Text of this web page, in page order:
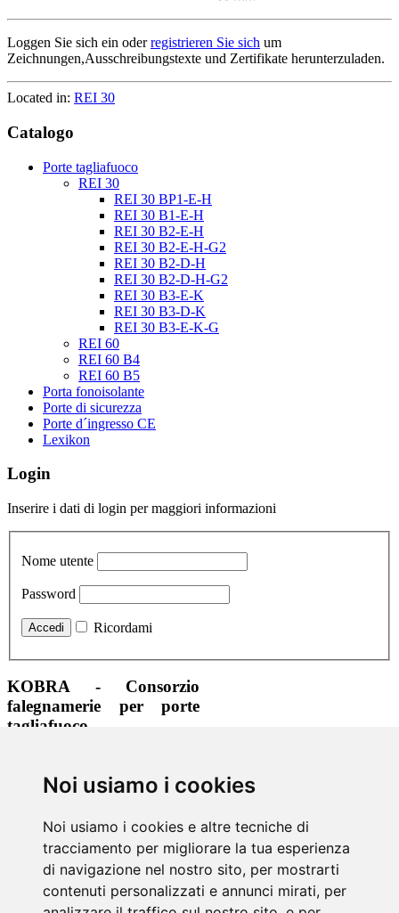
Noi usiamo i cookies
Noi usiamo i cookies e altre tecniche di
tracciamento per migliorare la tua esperienza
di navigazione nel nostro sito, per mostrarti
contenuti personalizzati e annunci mirati, per
Loggen Sie sich ein oderregistrieren Sie sich um
Zeichnungen,Ausschreibungstexte und Zertifikate herunterzuladen.
Located in: REI 30
Catalogo
Porte tagliafuoco
REI 30
REI 30 BP1-E-H
REI 30 B1-E-H
REI 30 B2-E-H
REI 30 B2-E-H-G2
REI 30 B2-D-H
REI 30 B2-D-H-G2
REI 30 B3-E-K
REI 30 B3-D-K
REI 30 B3-E-K-G
REI 60
REI 60 B4
REI 60 B5
Porta fonoisolante
Porte di sicurezza
Porte d´ingresso CE
Lexikon
Login
Inserire i dati di login per maggiori informazioni
Nome utente
Password
Ricordami
KOBRA - Consorzio
falegnamerie per porte
tagliafuoco
+39 0471 323210
www.kobra.bz
Via di mezzo ai piani, 7 | 39100
Bolzano
Informazioni